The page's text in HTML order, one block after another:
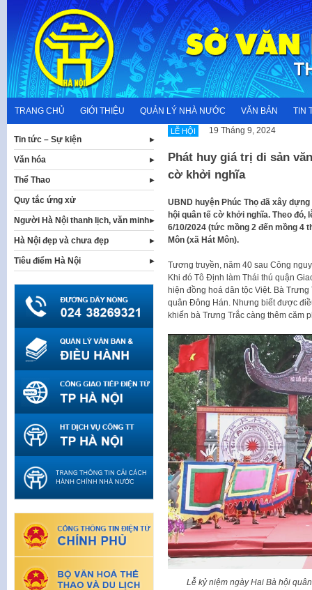
content
TRANG CHỦ GIỚI THIỆU QUẢN LÝ NHÀ NƯỚC VĂN BẢN TIN
LỄ HỘI 19 Tháng 9, 2024
Phát huy giá trị di sản
cờ khởi nghĩa
UBND huyện Phúc Thọ đã xây
hội quân tế cờ khởi nghĩa. Theo đó,
6/10/2024 (tức mồng 2 đến mồng 4
Môn (xã Hát Môn).
Tương truyền, năm 40 sau Công
Khi đó Tô Định làm Thái thú quận
hiện đồng hoá dân tộc Việt. Bà
quân Đông Hán. Nhưng biết được
khiến bà Trưng Trắc càng thêm căm
Lễ kỷ niệm ngày Hai Bà hội
Tin tức – Sự kiện
Văn hóa
Thể Thao
Quy tắc ứng xử
Người Hà Nội thanh lịch, văn minh
Hà Nội đẹp và chưa đẹp
Tiêu điểm Hà Nội